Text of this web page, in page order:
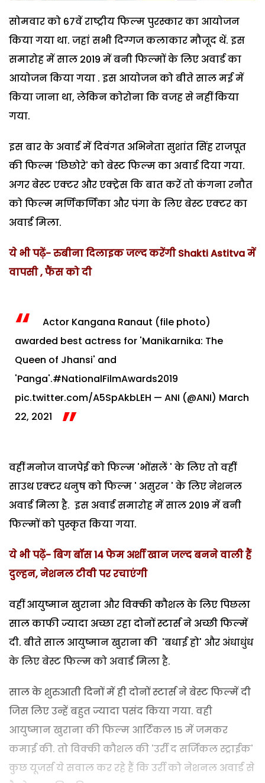
सोमवार को 67वें राष्ट्रीय फिल्म पुरस्कार का आयोजन
किया गया था. जहां सभी दिग्गज कलाकार मौजूद थें. इस
समारोह में साल 2019 में बनी फिल्मों के लिए अवार्ड का
आयोजन किया गया . इस आयोजन को बीते साल मई में
किया जाना था, लेकिन कोरोना कि वजह से नहीं किया
गया.
इस बार के अवार्ड में दिवंगत अभिनेता सुशांत सिंह राजपूत
की फिल्म 'छिछोरे' को बेस्ट फिल्म का अवार्ड दिया गया.
अगर बेस्ट एक्टर और एक्ट्रेस कि बात करें तो कंगना रनौत
को फिल्म मर्णिकर्णिका और पंगा के लिए बेस्ट एक्टर का
अवार्ड मिला.
ये भी पढ़ें- रुबीना दिलाइक जल्द करेंगी Shakti Astitva में
वापसी , फैंस को दी
Actor Kangana Ranaut (file photo)
awarded best actress for 'Manikarnika: The
Queen of Jhansi' and
'Panga'.#NationalFilmAwards2019
pic.twitter.com/A5SpAkbLEH — ANI (@ANI) March
22, 2021
वहीं मनोज वाजपेई को फिल्म 'भोंसलें ' के लिए तो वहीं
साउथ एक्टर धनुष को फिल्म ' असुरन ' के लिए नेशनल
अवार्ड मिला है. इस अवार्ड समारोह में साल 2019 में बनी
फिल्मों को पुस्कृत किया गया.
ये भी पढ़ें- बिग बॉस 14 फेम अर्शी खान जल्द बनने वाली हैं
दुल्हन, नेशनल टीवी पर रचाएंगी
वहीं आयुष्मान खुराना और विक्की कौशल के लिए पिछला
साल काफी ज्यादा अच्छा रहा दोनों स्टार्स ने अच्छी फिल्में
दी. बीते साल आयुष्मान खुराना की 'बधाई हो' और अंधाधुंध
के लिए बेस्ट फिल्म को अवार्ड मिला है.
साल के शुरुआती दिनों में ही दोनों स्टार्स ने बेस्ट फिल्में दी
जिस लिए उन्हें बहुत ज्यादा पसंद किया गया. वही
आयुष्मान खुराना की फिल्म आर्टिकल 15 में जमकर
कमाई की. तो विक्की कौशल की 'उर्री द सर्जिकल स्ट्राईक'
कुछ यूजर्स ये सवाल कर रहे हैं कि उर्री को नेशनल अवार्ड से